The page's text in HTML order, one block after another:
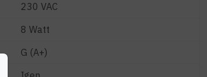
230 VAC
8 Watt
G (A+)